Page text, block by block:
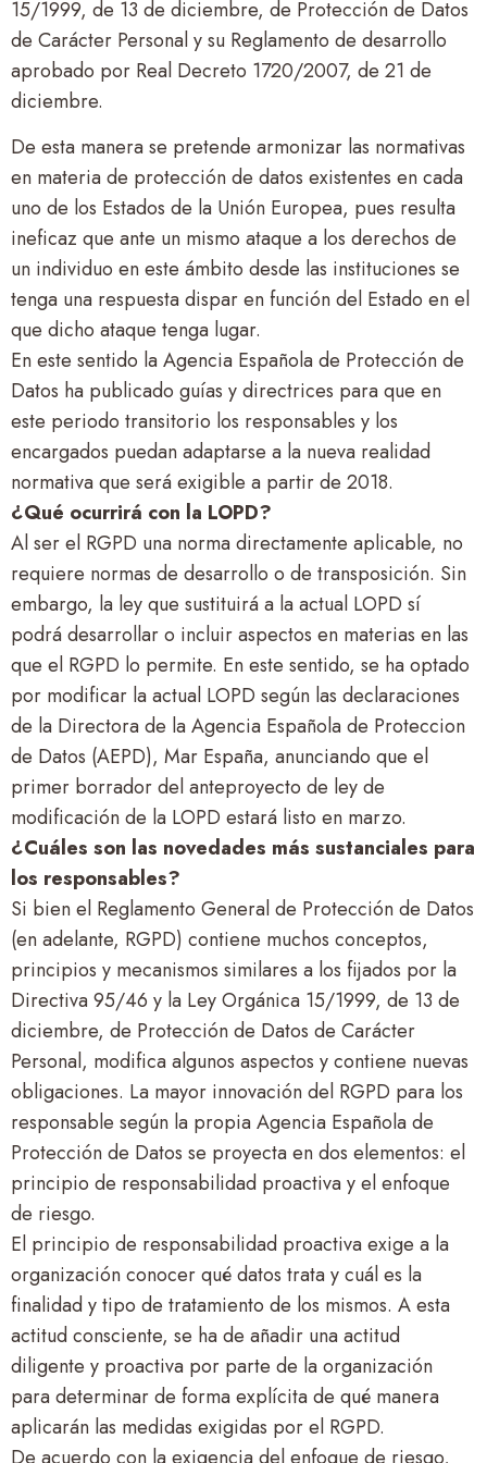
15/1999, de 13 de diciembre, de Protección de Datos
de Carácter Personal y su Reglamento de desarrollo
aprobado por Real Decreto 1720/2007, de 21 de
diciembre.
De esta manera se pretende armonizar las normativas
en materia de protección de datos existentes en cada
uno de los Estados de la Unión Europea, pues resulta
ineficaz que ante un mismo ataque a los derechos de
un individuo en este ámbito desde las instituciones se
tenga una respuesta dispar en función del Estado en el
que dicho ataque tenga lugar.
En este sentido la Agencia Española de Protección de
Datos ha publicado guías y directrices para que en
este periodo transitorio los responsables y los
encargados puedan adaptarse a la nueva realidad
normativa que será exigible a partir de 2018.
¿Qué ocurrirá con la LOPD?
Al ser el RGPD una norma directamente aplicable, no
requiere normas de desarrollo o de transposición. Sin
embargo, la ley que sustituirá a la actual LOPD sí
podrá desarrollar o incluir aspectos en materias en las
que el RGPD lo permite. En este sentido, se ha optado
por modificar la actual LOPD según las declaraciones
de la Directora de la Agencia Española de Proteccion
de Datos (AEPD), Mar España, anunciando que el
primer borrador del anteproyecto de ley de
modificación de la LOPD estará listo en marzo.
¿Cuáles son las novedades más sustanciales para
los responsables?
Si bien el Reglamento General de Protección de Datos
(en adelante, RGPD) contiene muchos conceptos,
principios y mecanismos similares a los fijados por la
Directiva 95/46 y la Ley Orgánica 15/1999, de 13 de
diciembre, de Protección de Datos de Carácter
Personal, modifica algunos aspectos y contiene nuevas
obligaciones. La mayor innovación del RGPD para los
responsable según la propia Agencia Española de
Protección de Datos se proyecta en dos elementos: el
principio de responsabilidad proactiva y el enfoque
de riesgo.
El principio de responsabilidad proactiva exige a la
organización conocer qué datos trata y cuál es la
finalidad y tipo de tratamiento de los mismos. A esta
actitud consciente, se ha de añadir una actitud
diligente y proactiva por parte de la organización
para determinar de forma explícita de qué manera
aplicarán las medidas exigidas por el RGPD.